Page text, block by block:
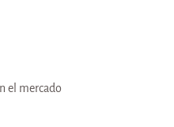
el mercado